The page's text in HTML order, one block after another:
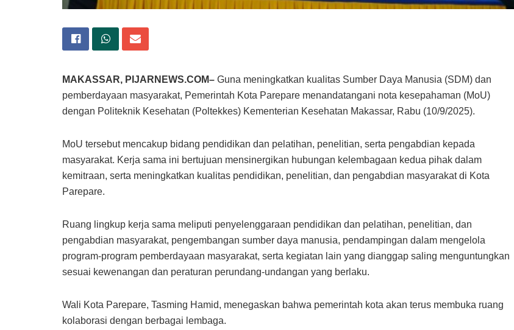
MAKASSAR, PIJARNEWS.COM– Guna meningkatkan kualitas Sumber Daya Manusia (SDM) dan
pemberdayaan masyarakat, Pemerintah Kota Parepare menandatangani nota kesepahaman (MoU)
dengan Politeknik Kesehatan (Poltekkes) Kementerian Kesehatan Makassar, Rabu (10/9/2025).
MoU tersebut mencakup bidang pendidikan dan pelatihan, penelitian, serta pengabdian kepada
masyarakat. Kerja sama ini bertujuan mensinergikan hubungan kelembagaan kedua pihak dalam
kemitraan, serta meningkatkan kualitas pendidikan, penelitian, dan pengabdian masyarakat di Kota
Parepare.
Ruang lingkup kerja sama meliputi penyelenggaraan pendidikan dan pelatihan, penelitian, dan
pengabdian masyarakat, pengembangan sumber daya manusia, pendampingan dalam mengelola
program-program pemberdayaan masyarakat, serta kegiatan lain yang dianggap saling menguntungkan
sesuai kewenangan dan peraturan perundang-undangan yang berlaku.
Wali Kota Parepare, Tasming Hamid, menegaskan bahwa pemerintah kota akan terus membuka ruang
kolaborasi dengan berbagai lembaga.